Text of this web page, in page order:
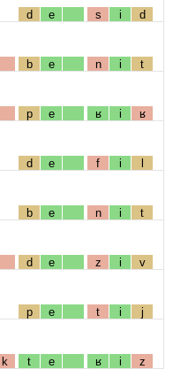
d e s i d
b e n i t
p e ʁ i ʁ
d e f i l
b e n i t
d e z i v
p e t i j
k t e ʁ i z